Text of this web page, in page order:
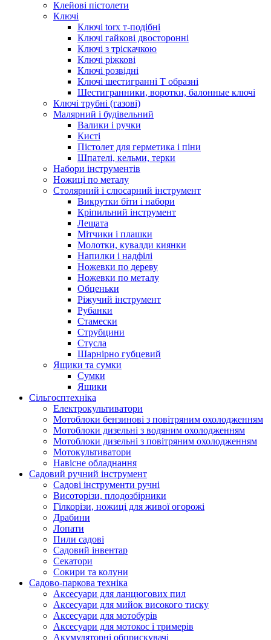
Клейові пістолети
Ключі
Ключі torx т-подібні
Ключі гайкові двосторонні
Ключі з тріскачкою
Ключі ріжкові
Ключі розвідні
Ключі шестигранні Т образні
Шестигранники, воротки, балонные ключі
Ключі трубні (газові)
Малярний і будівельний
Валики і ручки
Кисті
Пістолет для герметика і піни
Шпателі, кельми, терки
Набори інструментів
Ножиці по металу
Столярний і слюсарний інструмент
Викрутки біти і набори
Кріпильний інструмент
Лещата
Мітчики і плашки
Молотки, кувалди киянки
Напилки і надфілі
Ножевки по дереву
Ножевки по металу
Обценьки
Ріжучий інструмент
Рубанки
Стамески
Струбцини
Стусла
Шарнірно губцевий
Ящики та сумки
Сумки
Ящики
Сільгосптехніка
Електрокультиватори
Мотоблоки бензинові з повітряним охолодженням
Мотоблоки дизельні з водяним охолодженням
Мотоблоки дизельні з повітряним охолодженням
Мотокультиватори
Навісне обладнання
Садовий ручний інструмент
Cадові інструменти ручні
Висоторізи, плодозбірники
Гілкорізи, ножиці для живої огорожі
Драбини
Лопати
Пили садові
Садовий інвентар
Секатори
Сокири та колуни
Садово-паркова техніка
Аксесуари для ланцюгових пил
Аксесуари для мийок високого тиску
Аксесуари для мотобурів
Аксесуари для мотокос і тримерів
Акумуляторні обприскувачі